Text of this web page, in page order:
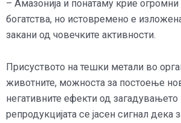
– Амазонија и понатаму крие
богатства, но истовремено е
закани од човечките активности.
Присуството на тешки метали во
животните, можноста за постоење
негативните ефекти од загадувањето
репродукцијата се јасен сигнал дека